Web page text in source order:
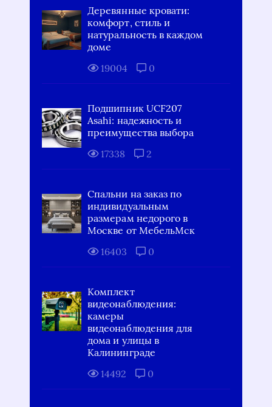
Деревянные кровати:
комфорт, стиль и
натуральность в каждом
доме
19004
0
Подшипник UCF207
Asahi: надежность и
преимущества выбора
17338
2
Спальни на заказ по
индивидуальным
размерам недорого в
Москве от МебельМск
16403
0
Комплект
видеонаблюдения:
камеры
видеонаблюдения для
дома и улицы в
Калининграде
14492
0